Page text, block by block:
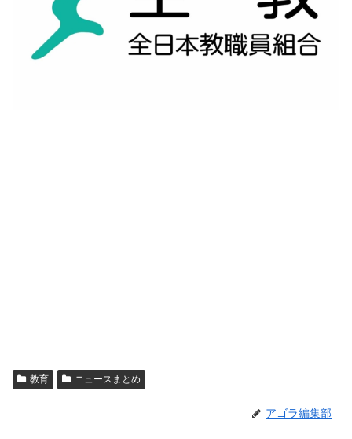
教育 ニュースまとめ
アゴラ編集部